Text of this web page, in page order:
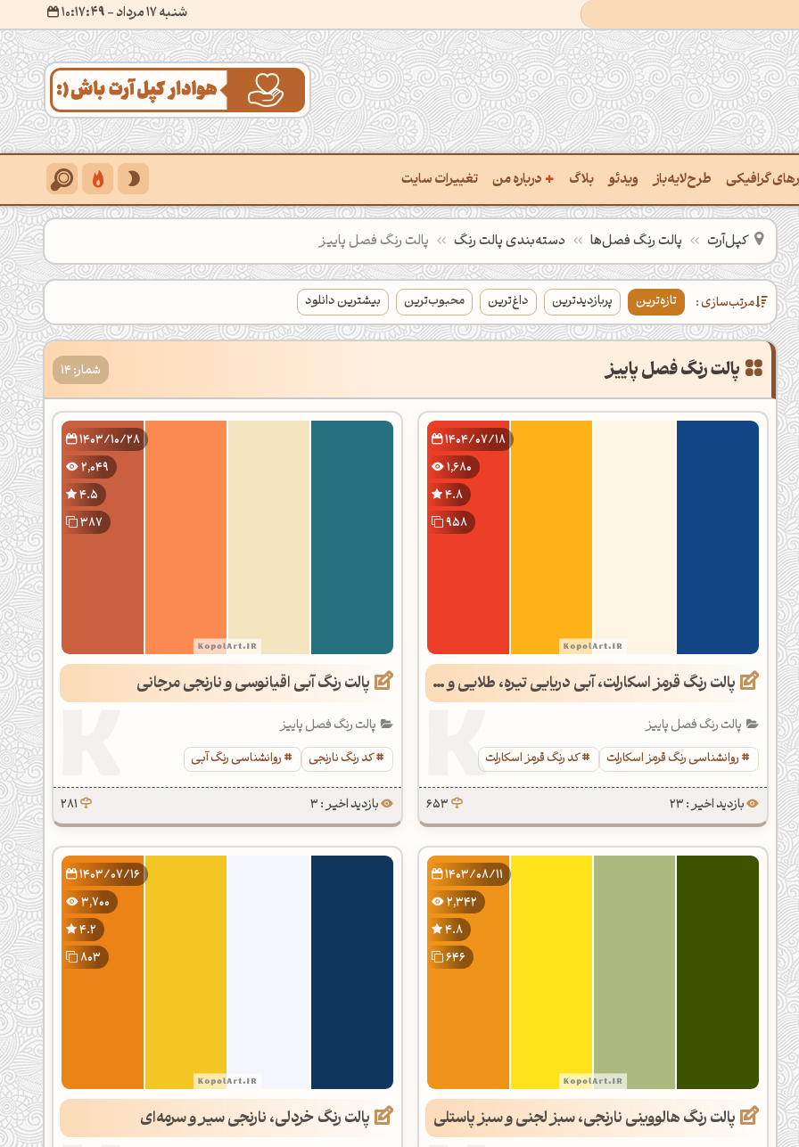
شنبه 17 مرداد
- ۱۰:۱۷:۵۰
گرافیکی
پالت از تصویر
رنگ‌ها باهم
یافتن نام رنگ با کد Hex
استخراج کد رنگ از عکس
ساخت پالت رنگ با هوش‌مصنوعی
کدهای رنگ
یافتن رنگ مکمل
مشاهده تمام ابزارها
طرح‌لایه‌باز ویدئو بلاگ + درباره من
درباره‌من
سفارش پروژه
تماس با ‌من
سوالات متداول‌‌
تغییرات سایت
کپل‌آرت دسته‌بندی‌ پالت‌ رنگ پالت رنگ فصل‌ها پالت رنگ فصل پاییز
مرتب‌سازی : تازه‌ترین پربازدیدترین داغ‌ترین محبوب‌ترین بیشترین دانلود
شمار: 14
1404/07/18
1,680
4.8
958
پالت رنگ قرمز اسکارلت، آبی دریایی تیره، طلایی و عاجی
پالت رنگ فصل پاییز
روانشناسی رنگ قرمز اسکارلت
کد رنگ قرمز اسکارلت
بازدید اخیر : 23 653
1403/10/28
2,049
4.5
387
پالت رنگ آبی اقیانوسی و نارنجی مرجانی
پالت رنگ فصل پاییز
کد رنگ نارنجی
روانشناسی رنگ آبی
بازدید اخیر : 3 281
1403/08/11
2,342
4.8
646
پالت رنگ هالووینی نارنجی، سبز لجنی و سبز پاستلی
1403/07/16
3,700
4.2
803
پالت رنگ خردلی، نارنجی سیر و سرمه‌ای